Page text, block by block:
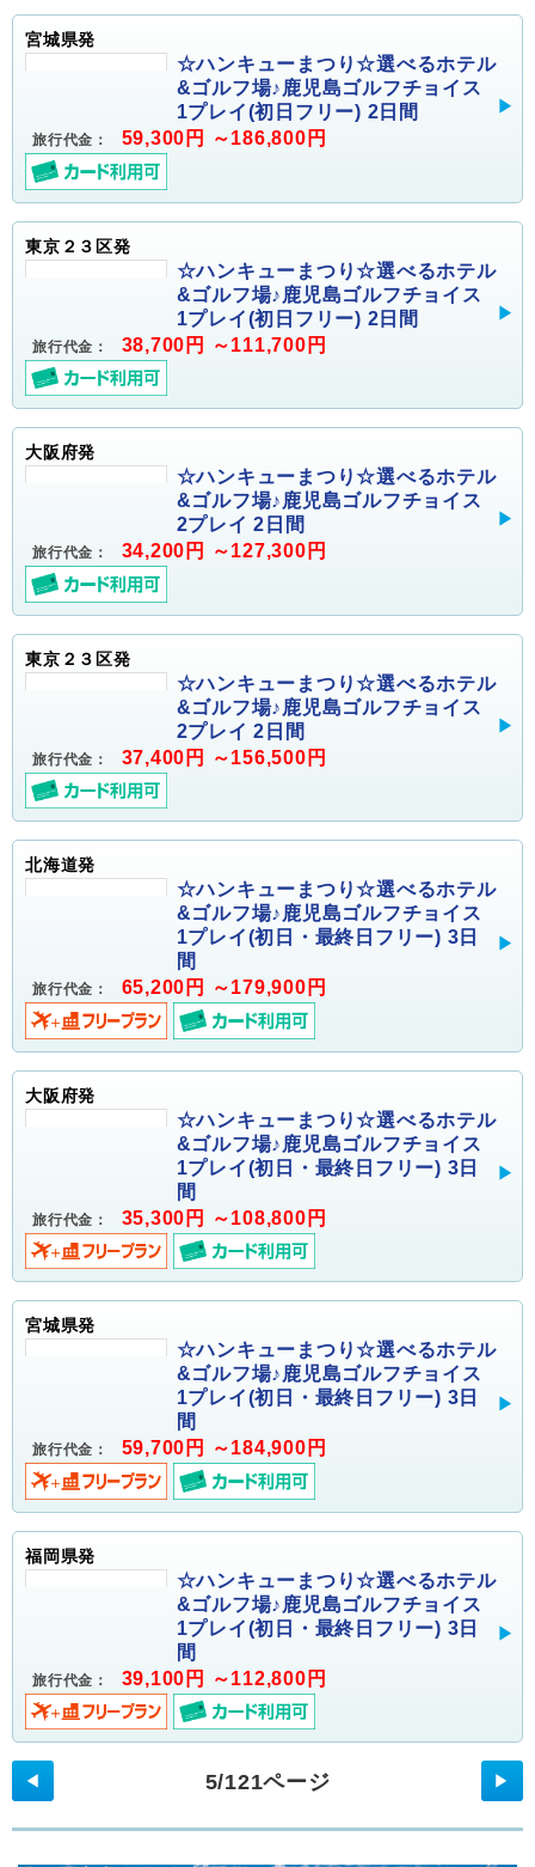
宮城県発
☆ハンキューまつり☆選べるホテル
&ゴルフ場♪鹿児島ゴルフチョイス
1プレイ(初日フリー) 2日間
旅行代金： 59,300円 ～186,800円
東京２３区発
☆ハンキューまつり☆選べるホテル
&ゴルフ場♪鹿児島ゴルフチョイス
1プレイ(初日フリー) 2日間
旅行代金： 38,700円 ～111,700円
大阪府発
☆ハンキューまつり☆選べるホテル
&ゴルフ場♪鹿児島ゴルフチョイス
2プレイ 2日間
旅行代金： 34,200円 ～127,300円
東京２３区発
☆ハンキューまつり☆選べるホテル
&ゴルフ場♪鹿児島ゴルフチョイス
2プレイ 2日間
旅行代金： 37,400円 ～156,500円
北海道発
☆ハンキューまつり☆選べるホテル
&ゴルフ場♪鹿児島ゴルフチョイス
1プレイ(初日・最終日フリー) 3日
間
旅行代金： 65,200円 ～179,900円
大阪府発
☆ハンキューまつり☆選べるホテル
&ゴルフ場♪鹿児島ゴルフチョイス
1プレイ(初日・最終日フリー) 3日
間
旅行代金： 35,300円 ～108,800円
宮城県発
☆ハンキューまつり☆選べるホテル
&ゴルフ場♪鹿児島ゴルフチョイス
1プレイ(初日・最終日フリー) 3日
間
旅行代金： 59,700円 ～184,900円
福岡県発
☆ハンキューまつり☆選べるホテル
&ゴルフ場♪鹿児島ゴルフチョイス
1プレイ(初日・最終日フリー) 3日
間
旅行代金： 39,100円 ～112,800円
5/121ページ
◀ ▶